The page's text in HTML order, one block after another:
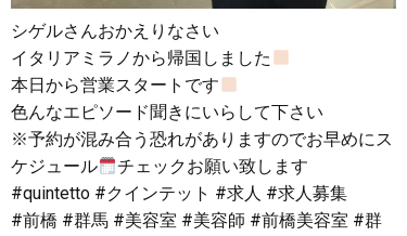
シゲルさんおかえりなさい
イタリアミラノから帰国しました
本日から営業スタートです
色んなエピソード聞きにいらして下さい
※予約が混み合う恐れがありますのでお早めにス
ケジュール
チェックお願い致します
#quintetto #クインテット #求人 #求人募集
#前橋 #群馬 #美容室 #美容師 #前橋美容室 #群